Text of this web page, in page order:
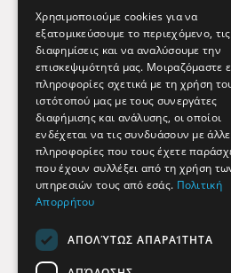
Εφημερεύοντα
Απόρρητο
Όροι Χρήσης
Πολιτική
Findhere
Social Media
Χρησιμοποιούμε cookies για να
εξατομικεύσουμε το περιεχόμενο, τις
διαφημίσεις και να αναλύσουμε την
επισκεψιμότητά μας. Μοιραζόμαστε
πληροφορίες σχετικά με τη χρήση
ιστότοπού μας με τους συνεργάτες
διαφήμισης και ανάλυσης, οι οποίοι
ενδέχεται να τις συνδυάσουν με
πληροφορίες που τους έχετε
που έχουν συλλέξει από τη χρήση
υπηρεσιών τους από εσάς. Πολιτική
Απορρήτου
ΑΠΟΛΎΤΩΣ ΑΠΑΡΑΊΤΗΤΑ